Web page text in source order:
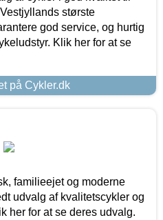
største
god service, og hurtig
Klik her for at se
på Cykler.dk
familieejet og moderne
udvalg af kvalitetscykler og
her for at se deres udvalg.